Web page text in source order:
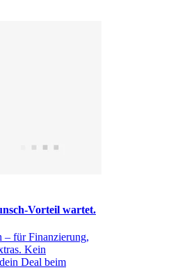
Vorteil wartet.
– für Finanzierung,
Kein
Deal beim